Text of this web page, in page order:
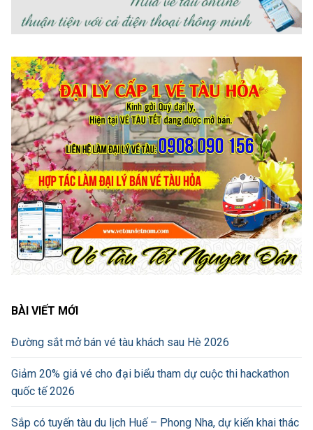
BÀI VIẾT MỚI
Đường sắt mở bán vé tàu khách sau Hè 2026
Giảm 20% giá vé cho đại biểu tham dự cuộc thi hackathon
quốc tế 2026
Sắp có tuyến tàu du lịch Huế – Phong Nha, dự kiến khai thác